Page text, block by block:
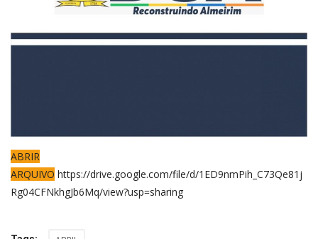
ABRIR
ARQUIVO https://drive.google.com/file/d/1ED9nmPih_C73Qe81j
Rg04CFNkhgJb6Mq/view?usp=sharing